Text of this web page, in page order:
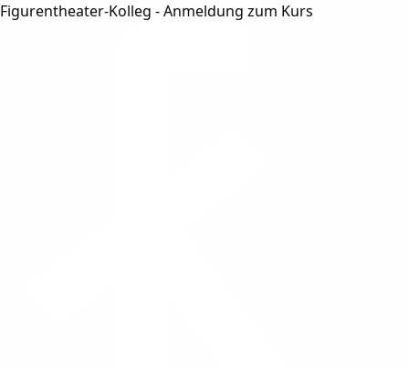
Figurentheater-Kolleg - Anmeldung zum Kurs